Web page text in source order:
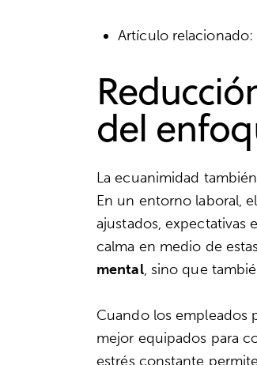
Artículo relacionado:
del
La ecuanimidad
En un entorno laboral, el
ajustados, expectativas
calma en medio de
mental, sino que
Cuando los empleados
mejor equipados para
estrés constante